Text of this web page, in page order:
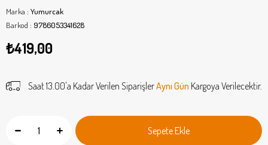
Marka : Yumurcak
Barkod : 9786053341628
₺419,00
Saat 13.00'a Kadar Verilen SiparişlerAynı Gün Kargoya Verilecektir.